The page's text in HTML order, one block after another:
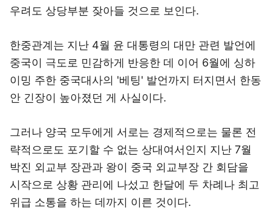
우려도 상당부분 잦아들 것으로 보인다.
한중관계는 지난 4월 윤 대통령의 대만 관련 발언에
중국이 극도로 민감하게 반응한 데 이어 6월에 싱하
이밍 주한 중국대사의 '베팅' 발언까지 터지면서 한동
안 긴장이 높아졌던 게 사실이다.
그러나 양국 모두에게 서로는 경제적으로는 물론 전
략적으로도 포기할 수 없는 상대여서인지 지난 7월
박진 외교부 장관과 왕이 중국 외교부장 간 회담을
시작으로 상황 관리에 나섰고 한달에 두 차례나 최고
위급 소통을 하는 데까지 이른 것이다.